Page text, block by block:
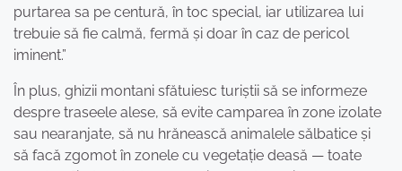
purtarea sa pe centură, în toc special, iar utilizarea lui
trebuie să fie calmă, fermă și doar în caz de pericol
iminent.”
În plus, ghizii montani sfătuiesc turiștii să se informeze
despre traseele alese, să evite camparea în zone izolate
sau nearanjate, să nu hrănească animalele sălbatice și
să facă zgomot în zonele cu vegetație deasă — toate